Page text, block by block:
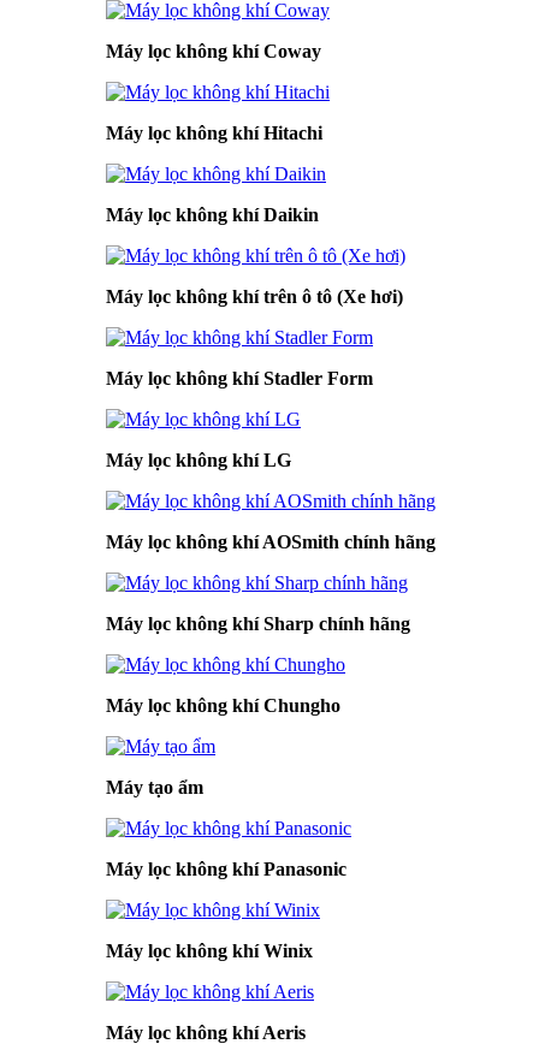
Máy lọc không khí Coway
Máy lọc không khí Hitachi
Máy lọc không khí Daikin
Máy lọc không khí trên ô tô (Xe hơi)
Máy lọc không khí Stadler Form
Máy lọc không khí LG
Máy lọc không khí AOSmith chính hãng
Máy lọc không khí Sharp chính hãng
Máy lọc không khí Chungho
Máy tạo ẩm
Máy lọc không khí Panasonic
Máy lọc không khí Winix
Máy lọc không khí Aeris